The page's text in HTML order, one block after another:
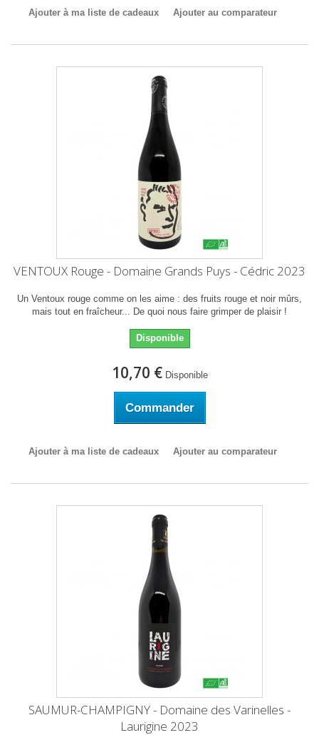
Ajouter à ma liste de cadeaux Ajouter au comparateur
VENTOUX Rouge - Domaine Grands Puys - Cédric 2023
Un Ventoux rouge comme on les aime : des fruits rouge et noir mûrs,
mais tout en fraîcheur... De quoi nous faire grimper de plaisir !
Disponible
10,70 € Disponible
Commander
Ajouter à ma liste de cadeaux Ajouter au comparateur
SAUMUR-CHAMPIGNY - Domaine des Varinelles -
Laurigine 2023